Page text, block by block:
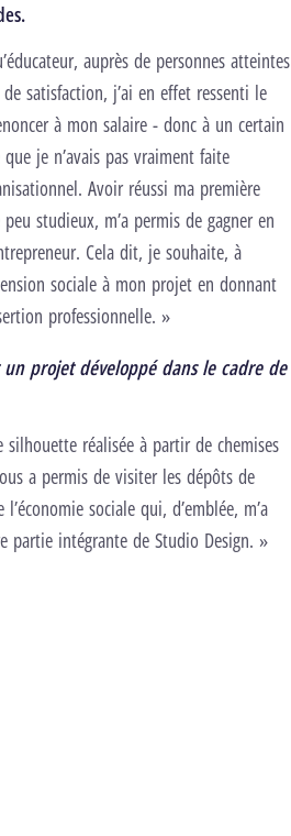
auprès de personnes atteintes
satisfaction, j’ai en effet ressenti le
à mon salaire - donc à un certain
je n’avais pas vraiment faite
Avoir réussi ma première
studieux, m’a permis de gagner en
Cela dit, je souhaite, à
sociale à mon projet en donnant
professionnelle. »
projet développé dans le cadre de
réalisée à partir de chemises
a permis de visiter les dépôts de
sociale qui, d’emblée, m’a
partie intégrante de Studio Design. »